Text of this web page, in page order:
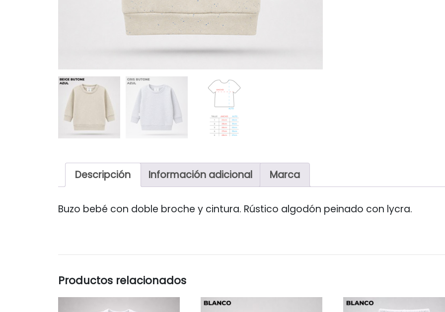
Descripción Información adicional Marca
Buzo bebé con doble broche y cintura. Rústico algodón peinado con lycra.
Productos relacionados